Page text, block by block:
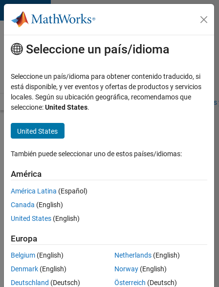
Saltar al contenido
Ofertas
de
empleo
MathWorks
Visión general Búsqueda de empleo Oficinas locales
Enviar
solicitud
Senior
User
Experience
Researcher
sesión
su
cuenta
Seleccione un país/idioma
Seleccione un país/idioma para obtener contenido traducido, si
está disponible, y ver eventos y ofertas de productos y servicios
locales. Según su ubicación geográfica, recomendamos que
seleccione:United States.
United States
También puede seleccionar uno de estos países/idiomas:
América
América Latina (Español)
Canada (English)
United States (English)
Europa
Belgium (English)
Denmark (English)
Deutschland (Deutsch)
Netherlands(English)
Norway(English)
Österreich (Deutsch)